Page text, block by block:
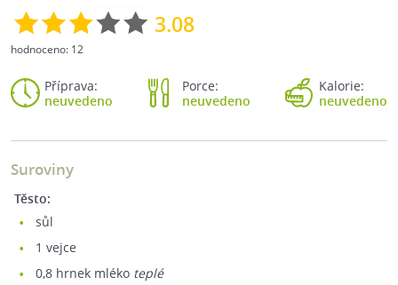
3.08
hodnoceno: 12
Příprava:
neuvedeno
Porce:
neuvedeno
Kalorie:
neuvedeno
Suroviny
Těsto:
sůl
1 vejce
0,8 hrnek mléko teplé